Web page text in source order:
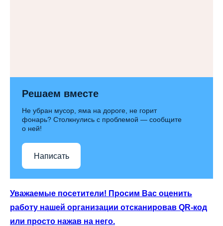
Решаем вместе
Не убран мусор, яма на дороге, не горит
фонарь? Столкнулись с проблемой — сообщите
о ней!
Написать
Уважаемые посетители! Просим Вас оценить
работу нашей организации отсканировав QR-код
или просто нажав на него.